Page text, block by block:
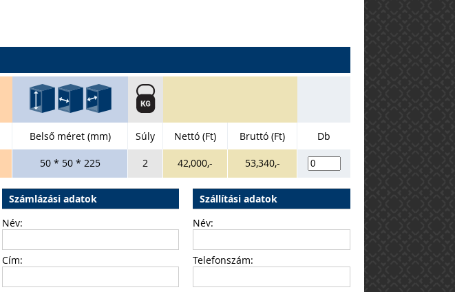
Belső méret (mm) Súly Nettó (Ft) Bruttó (Ft) Db
50 * 50 * 225 2 42,000,- 53,340,-
Számlázási adatok
Név:
Cím:
Szállítási adatok
Név:
Telefonszám: